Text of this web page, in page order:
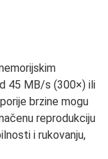
45 MB/s (300×) ili
brzine mogu
reprodukciju
i rukovanju,